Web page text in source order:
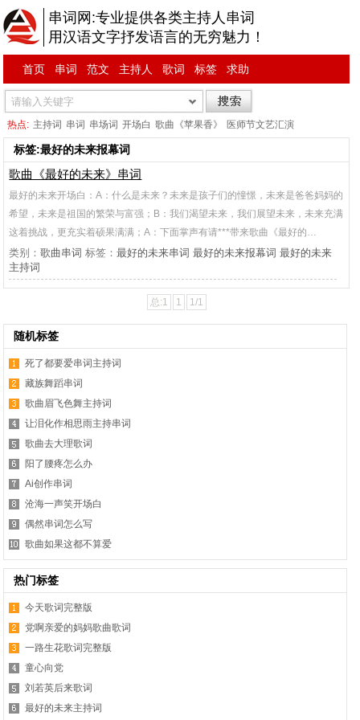
串词网:专业提供各类主持人串词
用汉语文字抒发语言的无穷魅力！
首页 串词 范文 主持人 歌词 标签 求助
热点: 主持词 串词 串场词 开场白 歌曲《苹果香》 医师节文艺汇演
标签:最好的未来报幕词
歌曲《最好的未来》串词
最好的未来开场白：A：什么是未来？未来是孩子们的憧憬，未来是爸爸妈妈的
希望，未来是祖国的繁荣与富强；B：我们渴望未来，我们展望未来，未来充满
这着挑战，更充实着硕果满满；A：下面掌声有请***带来歌曲《最好的…
类别：歌曲串词 标签：最好的未来串词 最好的未来报幕词 最好的未来
主持词
总:1 1 1/1
随机标签
死了都要爱串词主持词
藏族舞蹈串词
歌曲眉飞色舞主持词
让泪化作相思雨主持串词
歌曲去大理歌词
阳了腰疼怎么办
Ai创作串词
沧海一声笑开场白
偶然串词怎么写
歌曲如果这都不算爱
热门标签
今天歌词完整版
党啊亲爱的妈妈歌曲歌词
一路生花歌词完整版
童心向党
刘若英后来歌词
最好的未来主持词